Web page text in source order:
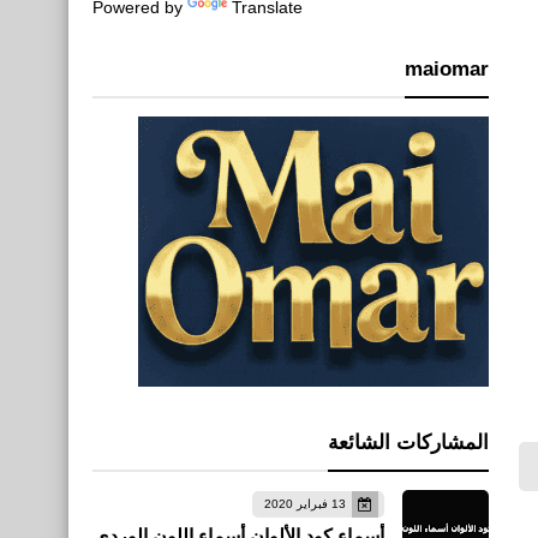
Powered by Translate
maiomar
المشاركات الشائعة
13 فبراير 2020